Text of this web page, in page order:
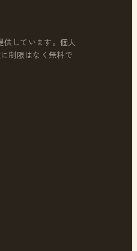
供しています。個人
制限はなく無料で